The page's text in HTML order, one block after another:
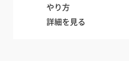
やり方
詳細を見る